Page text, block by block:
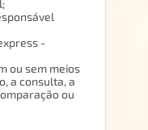
-
ou sem meios
a consulta, a
ou